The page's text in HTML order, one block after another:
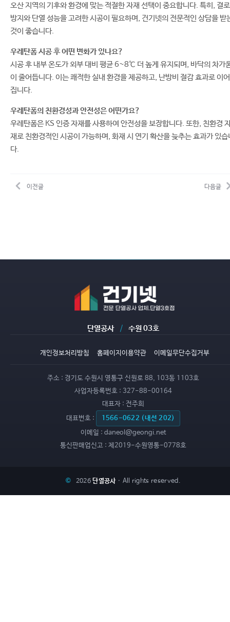
오산 지역의 기후와 환경에 맞는 적절한 자재 선택이 중요합니다. 특히, 결로
방지와 단열 성능을 고려한 시공이 필요하며, 건기넷의 전문적인 상담을 받
것이 좋습니다.
우레탄폼 시공 후 어떤 변화가 있나요?
시공 후 내부 온도가 외부 대비 평균 6~8℃ 더 높게 유지되며, 바닥의 차가
이 줄어듭니다. 이는 쾌적한 실내 환경을 제공하고, 난방비 절감 효과로 이어
집니다.
우레탄폼의 친환경성과 안전성은 어떤가요?
우레탄폼은 KS 인증 자재를 사용하여 안전성을 보장합니다. 또한, 친환경
재로 친환경적인 시공이 가능하며, 화재 시 연기 확산을 늦추는 효과가 있습
다.
이전글 다음글
단열공사 / 수원 03호
개인정보처리방침 홈페이지이용약관 이메일무단수집거부
주소 : 경기도 수원시 영통구 신원로 88, 103동 1103호
사업자등록번호 : 327-88-00164
대표자 : 전주희
대표번호 :
1566-0622 (내선 202)
이메일 : daneol@geongi.net
통신판매업신고 : 제2019-수원영통-0778호
© 2026단열공사· All rights reserved.